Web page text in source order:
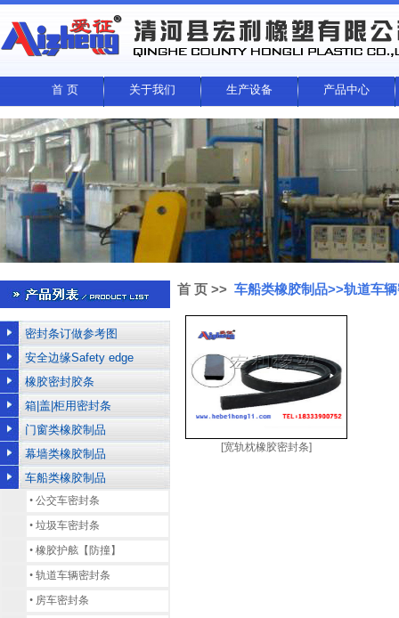
首 页 关于我们 生产设备 产品中心
密封条订做参考图
安全边缘Safety edge
橡胶密封胶条
箱|盖|柜用密封条
门窗类橡胶制品
幕墙类橡胶制品
车船类橡胶制品
• 公交车密封条
• 垃圾车密封条
• 橡胶护舷【防撞】
• 轨道车辆密封条
• 房车密封条
首 页 >> 车船类橡胶制品>>轨道车
[宽轨枕橡胶密封条]